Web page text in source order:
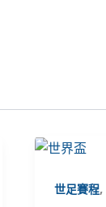
世足賽程,